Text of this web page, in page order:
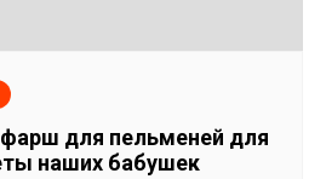
для пельменей для
наших бабушек